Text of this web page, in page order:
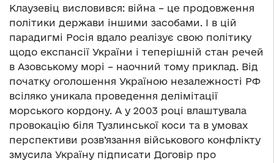
Клаузевіц висловився: війна – це продовження
політики держави іншими засобами. І в цій
парадигмі Росія вдало реалізує свою політику
щодо експансії України і теперішній стан речей
в Азовському морі – наочний тому приклад. Від
початку оголошення Україною незалежності РФ
всіляко уникала проведення делімітації
морського кордону. А у 2003 році влаштувала
провокацію біля Тузлинської коси та в умовах
перспективи розв’язання військового конфлікту
змусила Україну підписати Договір про